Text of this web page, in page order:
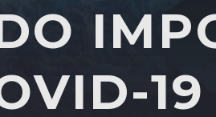
Pinterest
19